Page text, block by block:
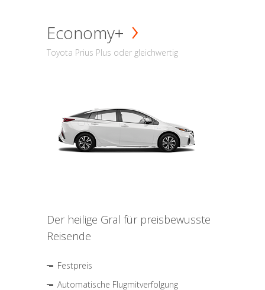
Economy+
Toyota Prius Plus oder gleichwertig
Der heilige Gral für preisbewusste
Reisende
Festpreis
Automatische Flugmitverfolgung